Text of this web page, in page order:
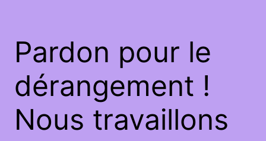
Pardon pour le
dérangement !
Nous travaillons